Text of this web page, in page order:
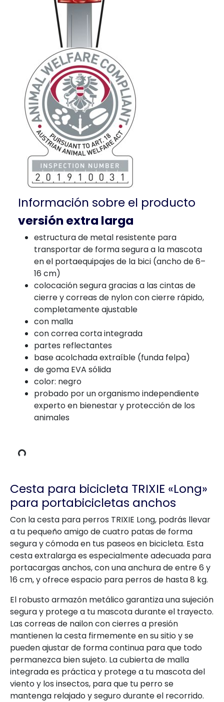
Información sobre el producto
versión extra larga
estructura de metal resistente para
transportar de forma segura a la mascota
en el portaequipajes de la bici (ancho de 6–
16 cm)
colocación segura gracias a las cintas de
cierre y correas de nylon con cierre rápido,
completamente ajustable
con malla
con correa corta integrada
partes reflectantes
base acolchada extraíble (funda felpa)
de goma EVA sólida
color: negro
probado por un organismo independiente
experto en bienestar y protección de los
animales
Cesta para bicicleta TRIXIE «Long»
para portabicicletas anchos
Con la cesta para perros TRIXIE Long, podrás llevar
a tu pequeño amigo de cuatro patas de forma
segura y cómoda en tus paseos en bicicleta. Esta
cesta extralarga es especialmente adecuada para
portacargas anchos, con una anchura de entre 6 y
16 cm, y ofrece espacio para perros de hasta 8 kg.
El robusto armazón metálico garantiza una sujeción
segura y protege a tu mascota durante el trayecto.
Las correas de nailon con cierres a presión
mantienen la cesta firmemente en su sitio y se
pueden ajustar de forma continua para que todo
permanezca bien sujeto. La cubierta de malla
integrada es práctica y protege a tu mascota del
viento y los insectos, para que tu perro se
mantenga relajado y seguro durante el recorrido.